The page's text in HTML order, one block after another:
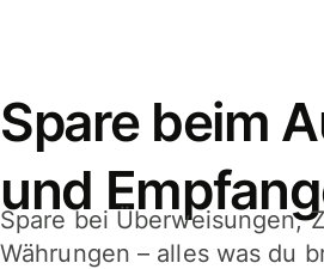
Spare beim
und
Spare bei Überweisungen,
Währungen – alles was du